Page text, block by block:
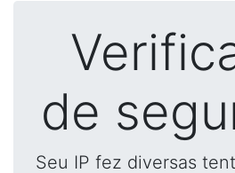
de
Seu IP fez diversas